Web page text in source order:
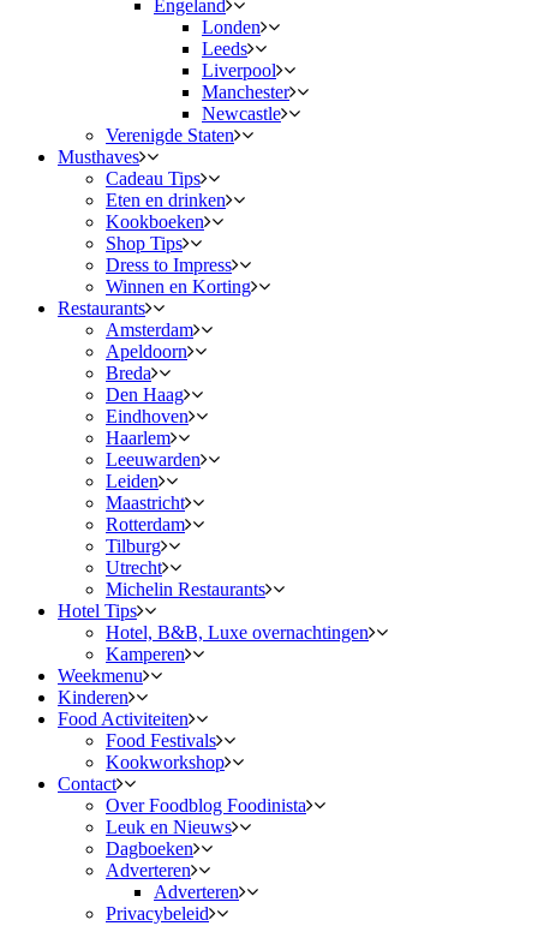
Engeland
Londen
Leeds
Liverpool
Manchester
Newcastle
Verenigde Staten
Musthaves
Cadeau Tips
Eten en drinken
Kookboeken
Shop Tips
Dress to Impress
Winnen en Korting
Restaurants
Amsterdam
Apeldoorn
Breda
Den Haag
Eindhoven
Haarlem
Leeuwarden
Leiden
Maastricht
Rotterdam
Tilburg
Utrecht
Michelin Restaurants
Hotel Tips
Hotel, B&B, Luxe overnachtingen
Kamperen
Weekmenu
Kinderen
Food Activiteiten
Food Festivals
Kookworkshop
Contact
Over Foodblog Foodinista
Leuk en Nieuws
Dagboeken
Adverteren
Adverteren
Privacybeleid